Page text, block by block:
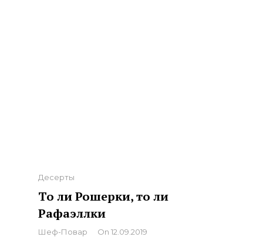
Categories
Десерты
То ли Рошерки, то ли
Рафаэллки
By
Шеф-Повар On 12.09.2019